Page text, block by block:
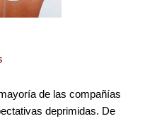
de las compañías
deprimidas. De